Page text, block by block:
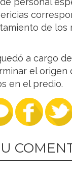
de los
a cargo
el origen
en el predio.